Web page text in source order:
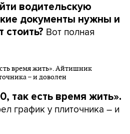
водительскую
документы нужны и
стоить? Вот полная
так есть время жить».
график у плиточника – и